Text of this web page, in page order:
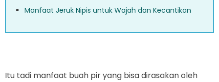
Manfaat Jeruk Nipis untuk Wajah dan Kecantikan
Itu tadi manfaat buah pir yang bisa dirasakan oleh